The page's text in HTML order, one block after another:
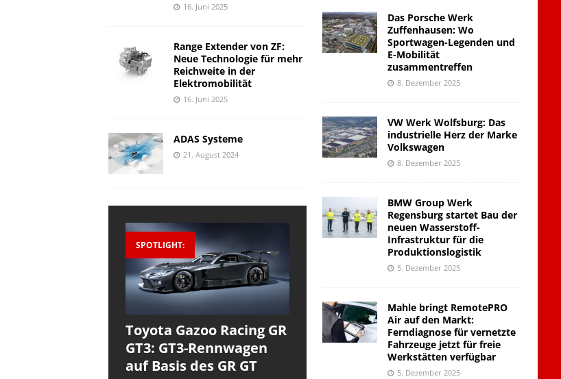
16. Juni 2025
Range Extender von ZF:
Neue Technologie für mehr
Reichweite in der
Elektromobilität
16. Juni 2025
ADAS Systeme
21. August 2024
SPOTLIGHT:
Toyota Gazoo Racing GR
GT3: GT3-Rennwagen
auf Basis des GR GT
Das Porsche Werk
Zuffenhausen: Wo
Sportwagen-Legenden und
E-Mobilität
zusammentreffen
8. Dezember 2025
VW Werk Wolfsburg: Das
industrielle Herz der Marke
Volkswagen
8. Dezember 2025
BMW Group Werk
Regensburg startet Bau der
neuen Wasserstoff-
Infrastruktur für die
Produktionslogistik
5. Dezember 2025
Mahle bringt RemotePRO
Air auf den Markt:
Ferndiagnose für vernetzte
Fahrzeuge jetzt für freie
Werkstätten verfügbar
5. Dezember 2025